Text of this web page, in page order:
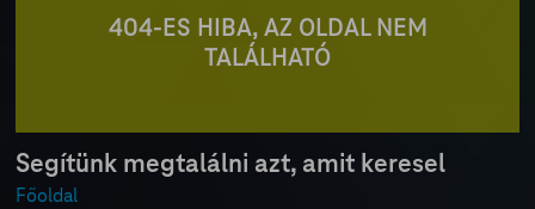
404-ES HIBA, AZ OLDAL NEM
TALÁLHATÓ
Segítünk megtalálni azt, amit keresel
Főoldal